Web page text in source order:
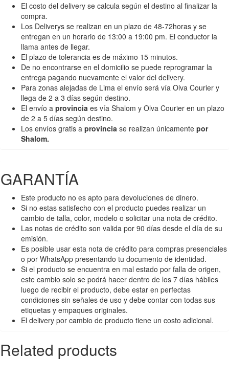
El costo del delivery se calcula según el destino al finalizar la
compra.
Los Deliverys se realizan en un plazo de 48-72horas y se
entregan en un horario de 13:00 a 19:00 pm. El conductor la
llama antes de llegar.
El plazo de tolerancia es de máximo 15 minutos.
De no encontrarse en el domicilio se puede reprogramar la
entrega pagando nuevamente el valor del delivery.
Para zonas alejadas de Lima el envío será vía Olva Courier y
llega de 2 a 3 días según destino.
El envío a provincia es vía Shalom y Olva Courier en un plazo
de 2 a 5 días según destino.
Los envíos gratis a provincia se realizan únicamente por
Shalom.
GARANTÍA
Este producto no es apto para devoluciones de dinero.
Si no estas satisfecho con el producto puedes realizar un
cambio de talla, color, modelo o solicitar una nota de crédito.
Las notas de crédito son valida por 90 días desde el día de su
emisión.
Es posible usar esta nota de crédito para compras presenciales
o por WhatsApp presentando tu documento de identidad.
Si el producto se encuentra en mal estado por falla de origen,
este cambio solo se podrá hacer dentro de los 7 días hábiles
luego de recibir el producto, debe estar en perfectas
condiciones sin señales de uso y debe contar con todas sus
etiquetas y empaques originales.
El delivery por cambio de producto tiene un costo adicional.
Related products